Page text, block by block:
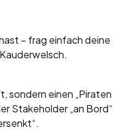
– frag einfach deine
sondern einen „Piraten
Stakeholder „an Bord“